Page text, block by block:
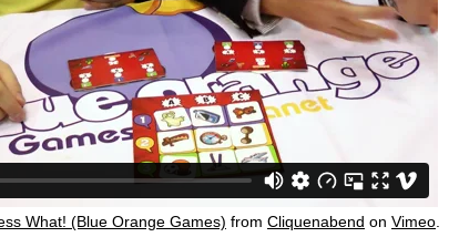
What! (Blue Orange Games) from Cliquenabend on Vimeo